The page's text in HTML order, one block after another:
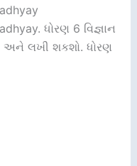
ધોરણ 6 વિજ્ઞાન
અને લખી શકશો. ધોરણ